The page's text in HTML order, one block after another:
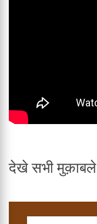
देखे सभी मुक़ाबले